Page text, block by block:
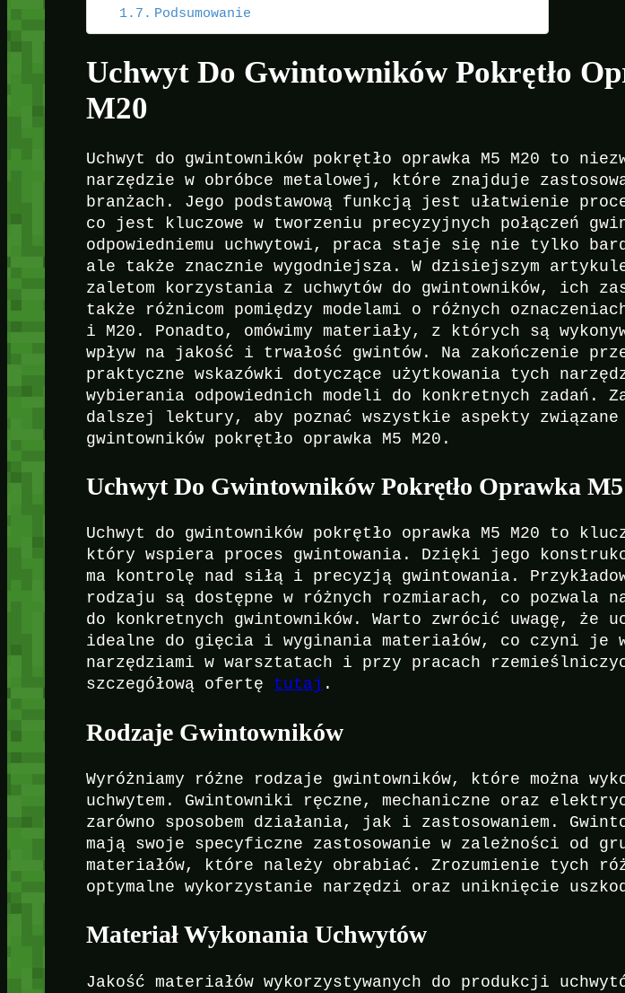
Podsumowanie
Uchwyt Do Gwintowników Pokrętło
M20
Uchwyt do gwintowników pokrętło oprawka M5 M20 to
narzędzie w obróbce metalowej, które znajduje
branżach. Jego podstawową funkcją jest ułatwienie
co jest kluczowe w tworzeniu precyzyjnych połączeń
odpowiedniemu uchwytowi, praca staje się nie tylko
ale także znacznie wygodniejsza. W dzisiejszym
zaletom korzystania z uchwytów do gwintowników, ich
także różnicom pomiędzy modelami o różnych
i M20. Ponadto, omówimy materiały, z których są
wpływ na jakość i trwałość gwintów. Na zakończenie
praktyczne wskazówki dotyczące użytkowania tych
wybierania odpowiednich modeli do konkretnych zadań.
dalszej lektury, aby poznać wszystkie aspekty związane
gwintowników pokrętło oprawka M5 M20.
Uchwyt Do Gwintowników Pokrętło Oprawka
Uchwyt do gwintowników pokrętło oprawka M5 M20 to
który wspiera proces gwintowania. Dzięki jego
ma kontrolę nad siłą i precyzją gwintowania.
rodzaju są dostępne w różnych rozmiarach, co pozwala
do konkretnych gwintowników. Warto zwrócić uwagę, że
idealne do gięcia i wyginania materiałów, co czyni je
narzędziami w warsztatach i przy pracach
szczegółową ofertę tutaj .
Rodzaje Gwintowników
Wyróżniamy różne rodzaje gwintowników, które można
uchwytem. Gwintowniki ręczne, mechaniczne oraz
zarówno sposobem działania, jak i zastosowaniem.
mają swoje specyficzne zastosowanie w zależności od
materiałów, które należy obrabiać. Zrozumienie tych
optymalne wykorzystanie narzędzi oraz uniknięcie
Materiał Wykonania Uchwytów
Jakość materiałów wykorzystywanych do produkcji